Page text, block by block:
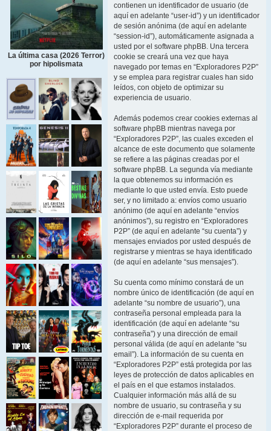
La última casa (2026 Terror)
por hipolismata
contienen un identificador de usuario (de
aquí en adelante “user-id”) y un identificador
de sesión anónima (de aquí en adelante
“session-id”), automáticamente asignada a
usted por el software phpBB. Una tercera
cookie se creará una vez que haya
navegado por temas en “Exploradores P2P”
y se emplea para registrar cuales han sido
leídos, con objeto de optimizar su
experiencia de usuario.
Además podemos crear cookies externas al
software phpBB mientras navega por
“Exploradores P2P”, las cuales exceden el
alcance de este documento que solamente
se refiere a las páginas creadas por el
software phpBB. La segunda vía mediante
la que obtenemos su información es
mediante lo que usted envía. Esto puede
ser, y no limitado a: envíos como usuario
anónimo (de aquí en adelante “envíos
anónimos”), su registro en “Exploradores
P2P” (de aquí en adelante “su cuenta”) y
mensajes enviados por usted después de
registrarse y mientras se haya identificado
(de aquí en adelante “sus mensajes”).
Su cuenta como mínimo constará de un
nombre único de identificación (de aquí en
adelante “su nombre de usuario”), una
contraseña personal empleada para la
identificación (de aquí en adelante “su
contraseña”) y una dirección de email
personal válida (de aquí en adelante “su
email”). La información de su cuenta en
“Exploradores P2P” está protegida por las
leyes de protección de datos aplicables en
el país en el que estamos instalados.
Cualquier información más allá de su
nombre de usuario, su contraseña y su
dirección de e-mail requerida por
“Exploradores P2P” durante el proceso de